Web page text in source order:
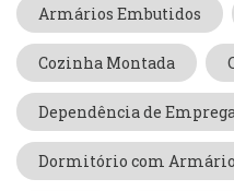
Armários Embutidos
Cozinha Montada
Dependência de
Dormitório com